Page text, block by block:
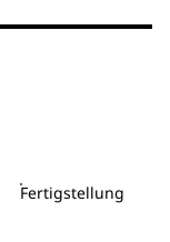
Fertigstellung